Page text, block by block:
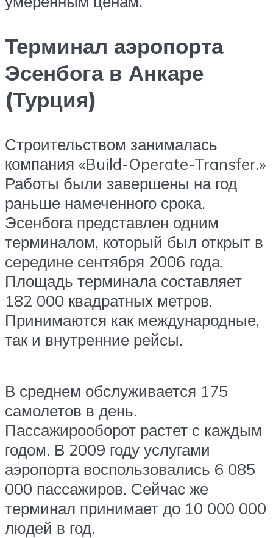
Терминал аэропорта
Эсенбога в Анкаре
(Турция)
Строительством занималась
компания «Build-Operate-Transfer.»
Работы были завершены на год
раньше намеченного срока.
Эсенбога представлен одним
терминалом, который был открыт в
середине сентября 2006 года.
Площадь терминала составляет
182 000 квадратных метров.
Принимаются как международные,
так и внутренние рейсы.
В среднем обслуживается 175
самолетов в день.
Пассажирооборот растет с каждым
годом. В 2009 году услугами
аэропорта воспользовались 6 085
000 пассажиров. Сейчас же
терминал принимает до 10 000 000
людей в год.